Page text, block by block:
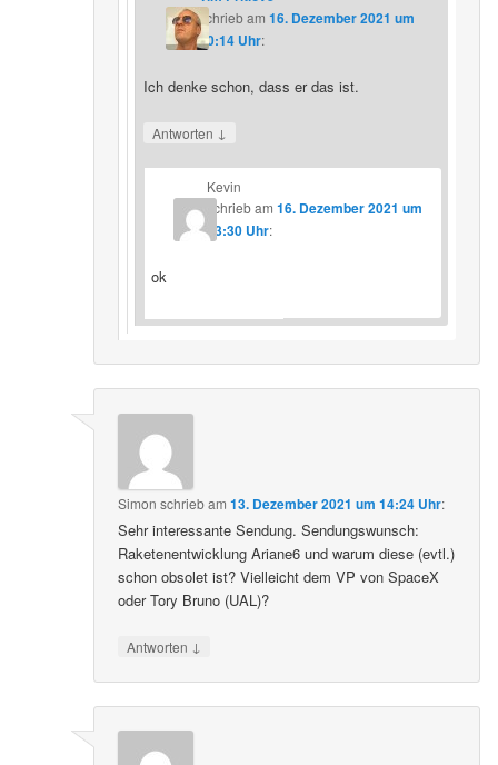
schriebam 16. Dezember 2021 um
20:14 Uhr:
Ich denke schon, dass er das ist.
Antworten ↓
Kevin
schriebam16. Dezember 2021 um
23:30 Uhr:
ok
Simon schriebam13. Dezember 2021 um 14:24 Uhr:
Sehr interessante Sendung. Sendungswunsch:
Raketenentwicklung Ariane6 und warum diese (evtl.)
schon obsolet ist? Vielleicht dem VP von SpaceX
oder Tory Bruno (UAL)?
Antworten ↓